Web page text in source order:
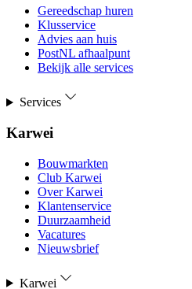
Gereedschap huren
Klusservice
Advies aan huis
PostNL afhaalpunt
Bekijk alle services
Services
Karwei
Bouwmarkten
Club Karwei
Over Karwei
Klantenservice
Duurzaamheid
Vacatures
Nieuwsbrief
Karwei